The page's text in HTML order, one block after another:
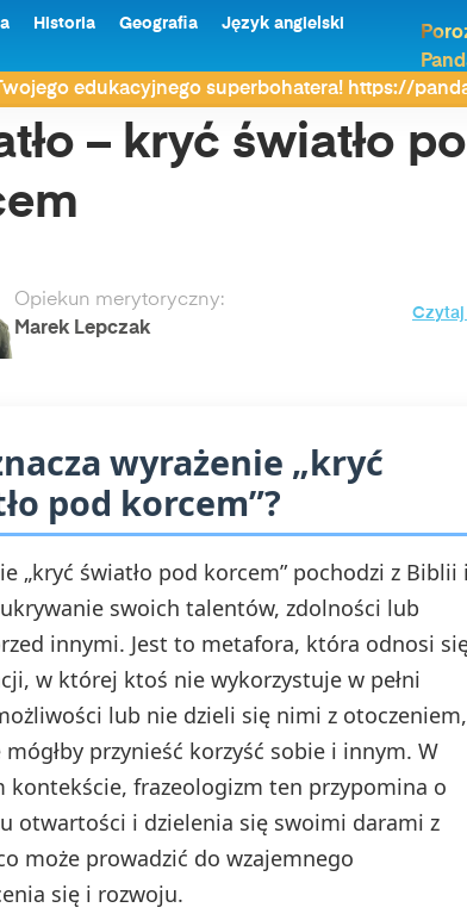
Historia Geografia Język angielski
edukacyjnego superbohatera! https://
kryć światło pod korcem
– kryć światło
Opiekun merytoryczny:
Marek Lepczak
wyrażenie „kryć
pod korcem”?
„kryć światło pod korcem” pochodzi z Biblii
swoich talentów, zdolności lub
innymi. Jest to metafora, która odnosi
w której ktoś nie wykorzystuje w pełni
lub nie dzieli się nimi z otoczeniem,
przynieść korzyść sobie i innym. W
kontekście, frazeologizm ten przypomina o
otwartości i dzielenia się swoimi darami z
może prowadzić do wzajemnego
się i rozwoju.